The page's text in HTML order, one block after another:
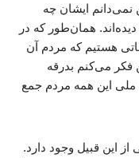
نمی‌دانم ایشان چه
همان‌طور که در
هستیم که مردم آن
فکر می‌کنم بدرقه
ملی این همه مردم جمع
این قبیل وجود دارد.